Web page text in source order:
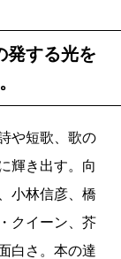
発する光を
や短歌、歌の
輝き出す。向
小林信彦、橋
クイーン、芥
白さ。本の達